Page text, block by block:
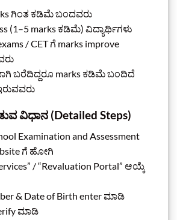
ಗಿಂತ ಕಡಿಮೆ ಬಂದವರು
(1–5 marks ಕಡಿಮೆ) ವಿದ್ಯಾರ್ಥಿಗಳು
/ CET ಗೆ marks improve
ಬರೆದಿದ್ದರೂ marks ಕಡಿಮೆ ಬಂದಿದೆ
ವಿಧಾನ (Detailed Steps)
Examination and Assessment
ಗೆ ಹೋಗಿ
/ “Revaluation Portal” ಆಯ್ಕೆ
& Date of Birth enter ಮಾಡಿ
ಮಾಡಿ